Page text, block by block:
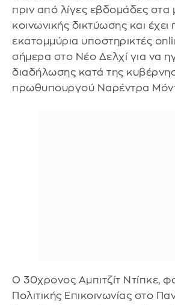
πριν από λίγες εβδομάδες στα
κοινωνικής δικτύωσης και έχει
εκατομμύρια υποστηρικτές
σήμερα στο Νέο Δελχί για να
διαδήλωσης κατά της
πρωθυπουργού Ναρέντρα
Ο 30χρονος Αμπιτζίτ Ντίπκε,
Πολιτικής Επικοινωνίας στο